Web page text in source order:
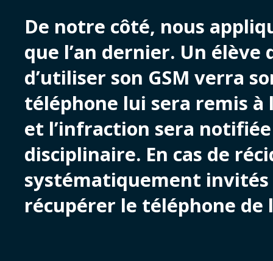
De notre côté, nous
que l’an dernier. Un
d’utiliser son GSM verra
téléphone lui sera remis à
et l’infraction sera
disciplinaire. En cas de
systématiquement
récupérer le téléphone